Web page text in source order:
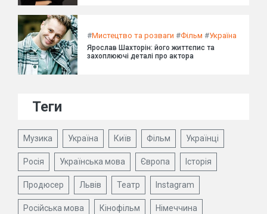
#Мистецтво та розваги #Фільм #Україна
Ярослав Шахторін: його життєпис та
захоплюючі деталі про актора
Теги
Музика Україна Київ Фільм Українці
Росія Українська мова Європа Історія
Продюсер Львів Театр Instagram
Російська мова Кінофільм Німеччина